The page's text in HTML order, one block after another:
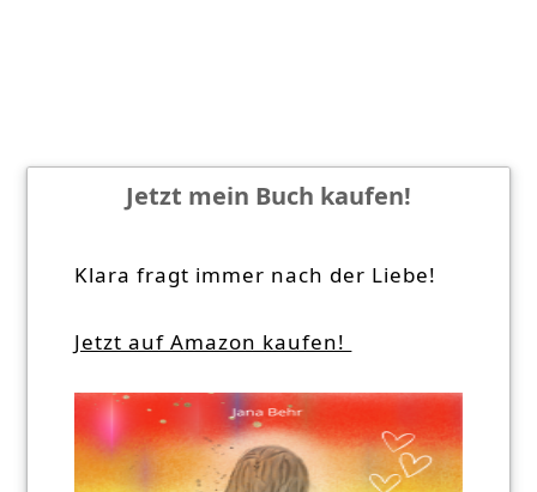
Jetzt mein Buch kaufen!
Klara fragt immer nach der Liebe!
Jetzt auf Amazon kaufen!